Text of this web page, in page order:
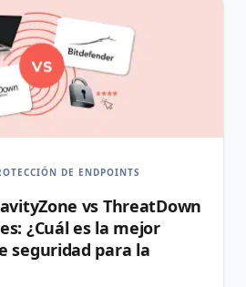
DE ENDPOINTS
vs ThreatDown
¿Cuál es la mejor
seguridad para la